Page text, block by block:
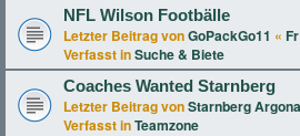
NFL Wilson Footbälle
Letzter Beitrag vonGoPackGo11 «
Verfasst inSuche & Biete
Coaches Wanted Starnberg
Letzter Beitrag vonStarnberg
Verfasst inTeamzone